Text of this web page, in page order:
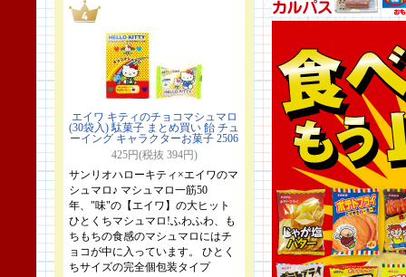
エイワ キティのチョコマシュマロ
(30袋入) 駄菓子 まとめ買い 飴 チュ
ーイング キャラクターお菓子 2506
425円(税抜 394円)
サンリオハローキティ×エイワのマ
シュマロ♪ マシュマロ一筋50
年、"味"の【エイワ】の大ヒット
ひとくちマシュマロ!ふわふわ、も
ちもちの食感のマシュマロにはチ
ョコが中に入っています。 ひとく
ちサイズの完全個包装タイプ